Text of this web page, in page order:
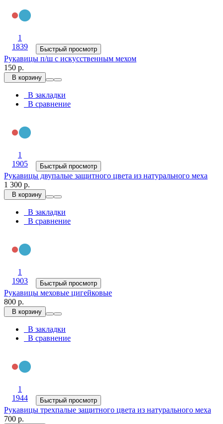
1
1839
Быстрый просмотр
Рукавицы п/ш с искусственным мехом
150 р.
В корзину
В закладки
В сравнение
1
1905
Быстрый просмотр
Рукавицы двупалые защитного цвета из натурального меха
1 300 р.
В корзину
В закладки
В сравнение
1
1903
Быстрый просмотр
Рукавицы меховые цигейковые
800 р.
В корзину
В закладки
В сравнение
1
1944
Быстрый просмотр
Рукавицы трехпалые защитного цвета из натурального меха
700 р.